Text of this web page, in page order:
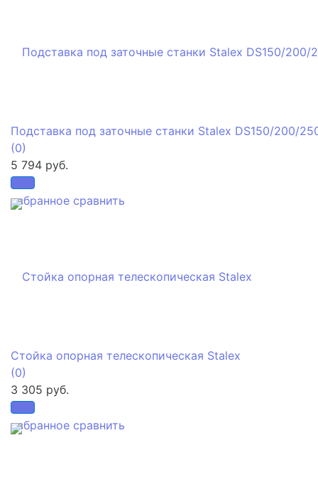
избранное сравнить
Подставка под заточные станки Stalex DS150/200/
(0)
5 794 руб.
избранное сравнить
Стойка опорная телескопическая Stalex
(0)
3 305 руб.